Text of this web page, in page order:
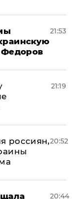
21:53
21:19
россиян,20:52
20:44